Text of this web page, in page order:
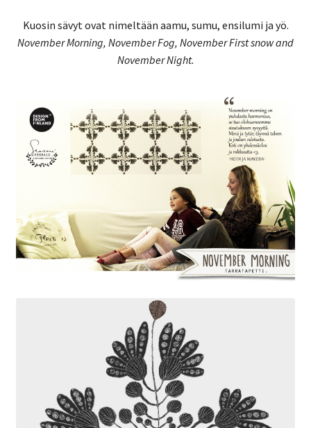
Kuosin sävyt ovat nimeltään aamu, sumu, ensilumi ja yö.
November Morning, November Fog, November First snow and
November Night.